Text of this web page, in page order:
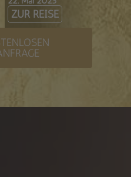
ZUR REISE